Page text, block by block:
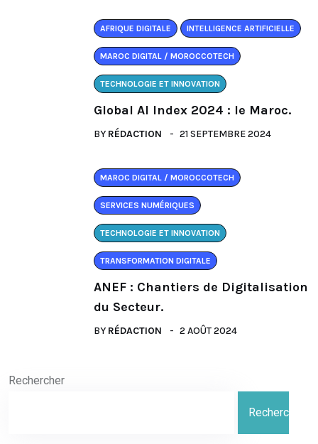
AFRIQUE DIGITALE INTELLIGENCE ARTIFICIELLE
MAROC DIGITAL / MOROCCOTECH
TECHNOLOGIE ET INNOVATION
Global AI Index 2024 : le Maroc.
BY RÉDACTION 21 SEPTEMBRE 2024
MAROC DIGITAL / MOROCCOTECH
SERVICES NUMÉRIQUES
TECHNOLOGIE ET INNOVATION
TRANSFORMATION DIGITALE
ANEF : Chantiers de Digitalisation
du Secteur.
BY RÉDACTION 2 AOÛT 2024
Rechercher
Rechercher